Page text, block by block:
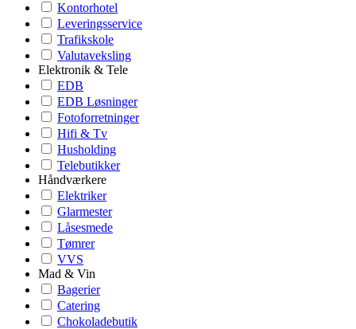
Kontorhotel
Leveringsservice
Trafikskole
Valutaveksling
Elektronik & Tele
EDB
EDB Løsninger
Fotoforretninger
Hifi & Tv
Husholding
Telebutikker
Håndværkere
Elektriker
Glarmester
Låsesmede
Tømrer
VVS
Mad & Vin
Bagerier
Catering
Chokoladebutik